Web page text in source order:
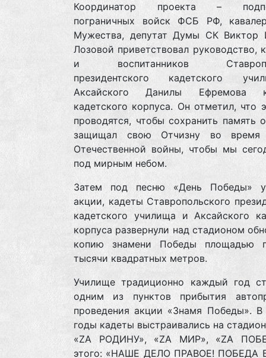
Координатор проекта –
пограничных войск ФСБ РФ,
Мужества, депутат Думы СК Виктор
Лозовой приветствовал руководство,
и воспитанников
президентского кадетского
Аксайского Данилы Ефремова
кадетского корпуса. Он отметил, что
проводятся, чтобы сохранить память
защищал свою Отчизну во время
Отечественной войны, чтобы мы
под мирным небом.
Затем под песню «День Победы»
акции, кадеты Ставропольского
кадетского училища и Аксайского
корпуса развернули над стадионом
копию знамени Победы площадью
тысячи квадратных метров.
Училище традиционно каждый год
одним из пунктов прибытия
проведения акции «Знамя Победы».
годы кадеты выстраивались на
«ZА РОДИНУ», «ZА МИР», «ZА
этого: «НАШЕ ДЕЛО ПРАВОЕ! ПОБЕДА